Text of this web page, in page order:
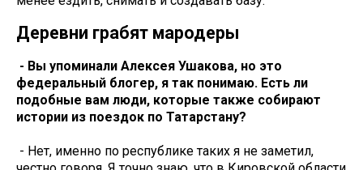
Деревни грабят мародеры
- Вы упоминали Алексея Ушакова, но это
федеральный блогер, я так понимаю. Есть ли
подобные вам люди, которые также собирают
истории из поездок по Татарстану?
- Нет, именно по республике таких я не заметил,